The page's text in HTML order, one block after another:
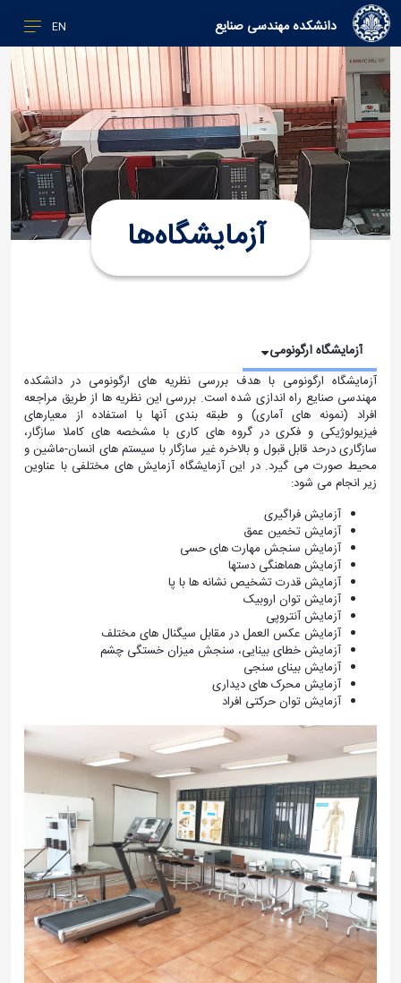
EN دانشکده مهندسی صنایع
آزمایشگاه‌ها
آزمایشگاه ارگونومی
آزمایشگاه ارگونومی با هدف بررسی نظریه های ارگونومی در دانشکده
مهندسی صنایع راه اندازی شده است. بررسی این نظریه ها از طریق مراجعه
افراد (نمونه های آماری) و طبقه بندی آنها با استفاده از معیارهای
فیزیولوژیکی و فکری در گروه های کاری با مشخصه های کاملا سازگار،
سازگاری درحد قابل قبول و بالاخره غیر سازگار با سیستم های انسان-ماشین و
محیط صورت می گیرد. در این آزمایشگاه آزمایش های مختلفی با عناوین
زیر انجام می شود:
آزمایش فراگیری
آزمایش تخمین عمق
آزمایش سنجش مهارت های حسی
آزمایش هماهنگی دستها
آزمایش قدرت تشخیص نشانه ها با پا
آزمایش توان اروبیک
آزمایش آنتروپی
آزمایش عکس العمل در مقابل سیگنال های مختلف
آزمایش خطای بینایی، سنجش میزان خستگی چشم
آزمایش بینای سنجی
آزمایش محرک های دیداری
آزمایش توان حرکتی افراد